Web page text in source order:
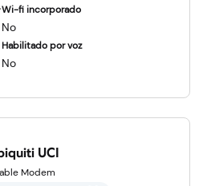
Wi-fi incorporado
No
Habilitado por voz
No
UCI
Modem